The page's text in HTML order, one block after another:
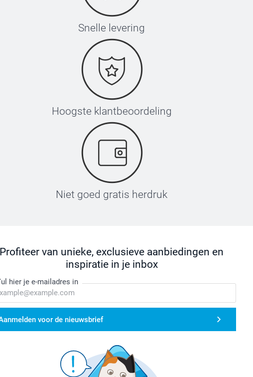
Snelle levering
Hoogste klantbeoordeling
Niet goed gratis herdruk
Profiteer van unieke, exclusieve aanbiedingen en
inspiratie in je inbox
hier je e-mailadres in
voor de nieuwsbrief